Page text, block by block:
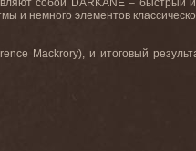
собой DARKANE – быстрый
немного элементов
Mackrory), и итоговый